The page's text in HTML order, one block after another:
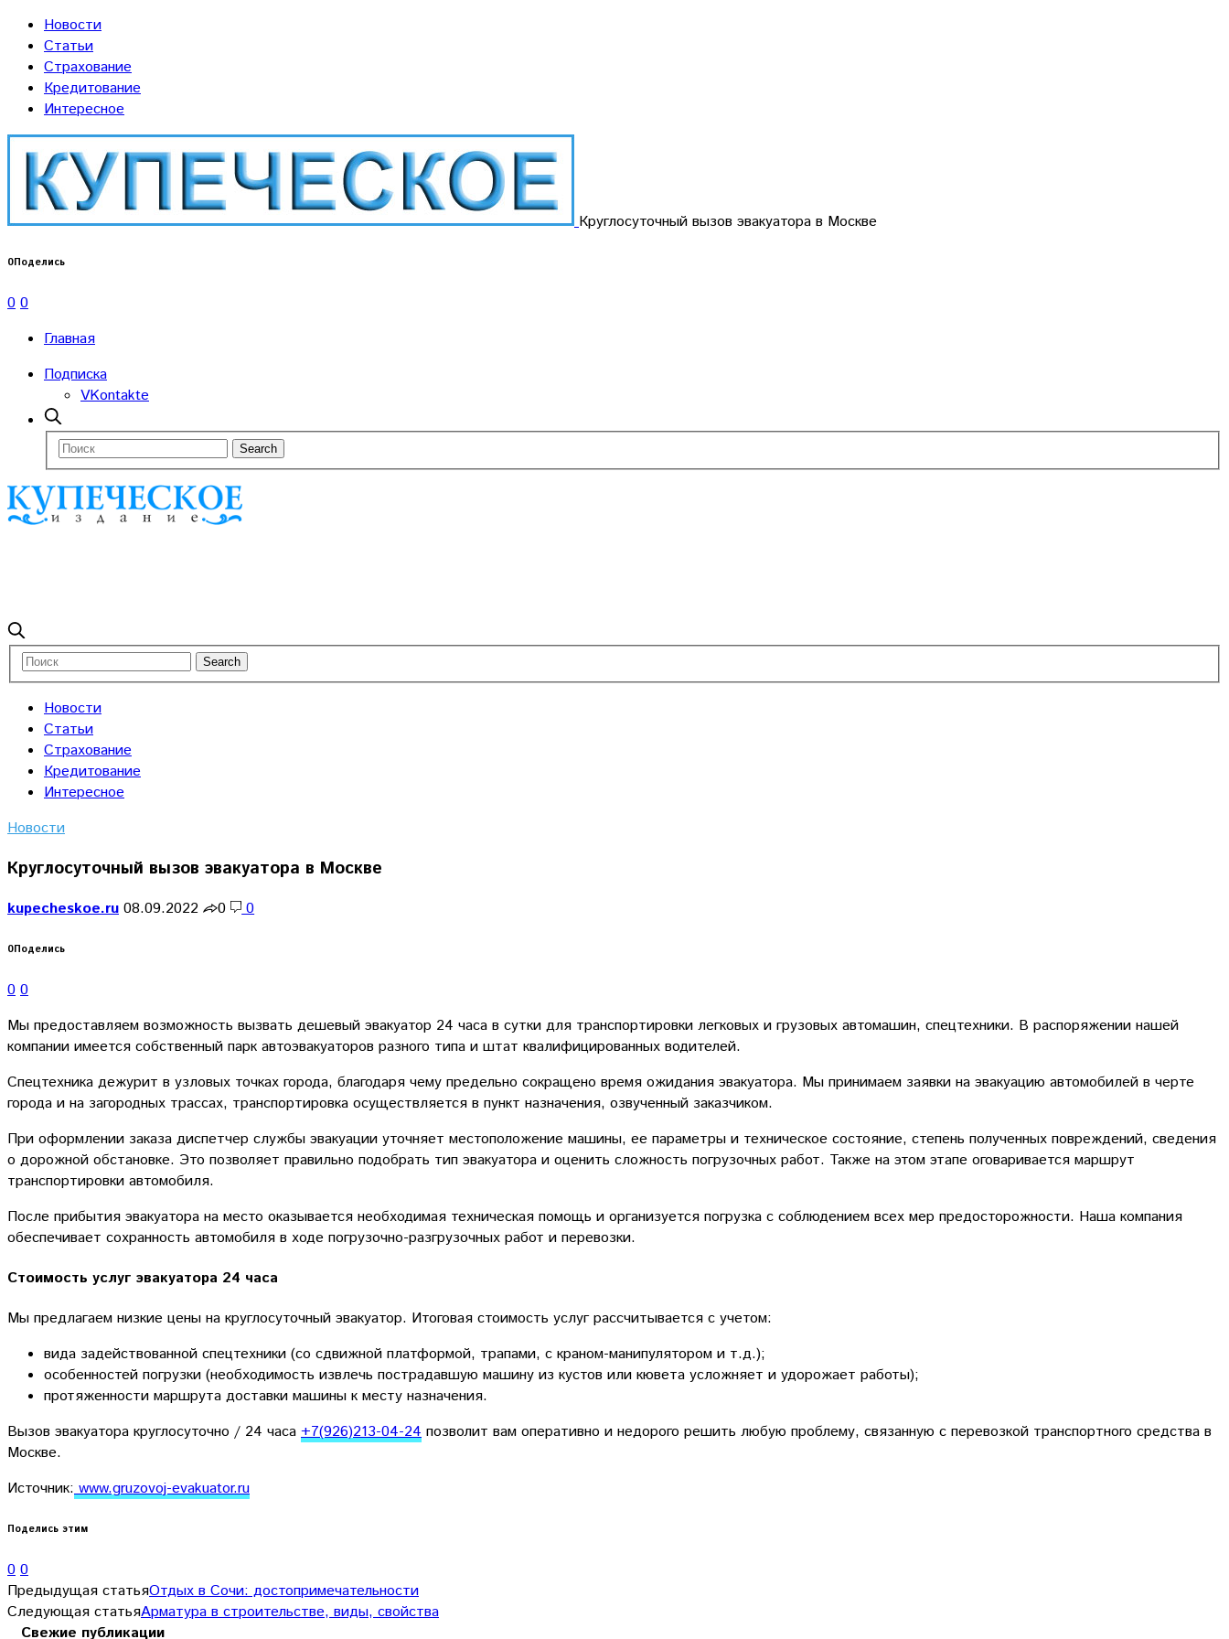
Новости
Статьи
Страхование
Кредитование
Интересное
Круглосуточный вызов эвакуатора в Москве
0Поделись
0 0
Главная
Подписка
VKontakte
Новости
Статьи
Страхование
Кредитование
Интересное
Новости
Круглосуточный вызов эвакуатора в Москве
kupecheskoe.ru 08.09.2022 0 0
0Поделись
0 0
Мы предоставляем возможность вызвать дешевый эвакуатор 24 часа в сутки для транспортировки легковых и грузовых автомашин, спецтехники. В распоряжении нашей
компании имеется собственный парк автоэвакуаторов разного типа и штат квалифицированных водителей.
Спецтехника дежурит в узловых точках города, благодаря чему предельно сокращено время ожидания эвакуатора. Мы принимаем заявки на эвакуацию автомобилей в черте
города и на загородных трассах, транспортировка осуществляется в пункт назначения, озвученный заказчиком.
При оформлении заказа диспетчер службы эвакуации уточняет местоположение машины, ее параметры и техническое состояние, степень полученных повреждений, сведения
о дорожной обстановке. Это позволяет правильно подобрать тип эвакуатора и оценить сложность погрузочных работ. Также на этом этапе оговаривается маршрут
транспортировки автомобиля.
После прибытия эвакуатора на место оказывается необходимая техническая помощь и организуется погрузка с соблюдением всех мер предосторожности. Наша компания
обеспечивает сохранность автомобиля в ходе погрузочно-разгрузочных работ и перевозки.
Стоимость услуг эвакуатора 24 часа
Мы предлагаем низкие цены на круглосуточный эвакуатор. Итоговая стоимость услуг рассчитывается с учетом:
вида задействованной спецтехники (со сдвижной платформой, трапами, с краном-манипулятором и т.д.);
особенностей погрузки (необходимость извлечь пострадавшую машину из кустов или кювета усложняет и удорожает работы);
протяженности маршрута доставки машины к месту назначения.
Вызов эвакуатора круглосуточно / 24 часа +7(926)213-04-24 позволит вам оперативно и недорого решить любую проблему, связанную с перевозкой транспортного средства в
Москве.
Источник:www.gruzovoj-evakuator.ru
Поделись этим
0 0
Предыдущая статьяОтдых в Сочи: достопримечательности
Следующая статьяАрматура в строительстве, виды, свойства
Свежие публикации